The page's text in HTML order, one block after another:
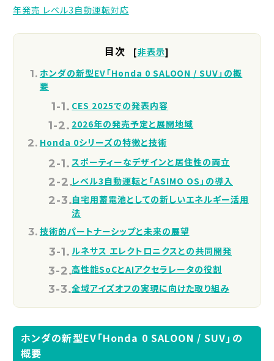
年発売 レベル3自動運転対応
目次 [非表示]
ホンダの新型EV「Honda 0 SALOON / SUV」の概
要
CES 2025での発表内容
2026年の発売予定と展開地域
Honda 0シリーズの特徴と技術
スポーティーなデザインと居住性の両立
レベル3自動運転と「ASIMO OS」の導入
自宅用蓄電池としての新しいエネルギー活用
法
技術的パートナーシップと未来の展望
ルネサス エレクトロニクスとの共同開発
高性能SoCとAIアクセラレータの役割
全域アイズオフの実現に向けた取り組み
ホンダの新型EV「Honda 0 SALOON / SUV」の
概要